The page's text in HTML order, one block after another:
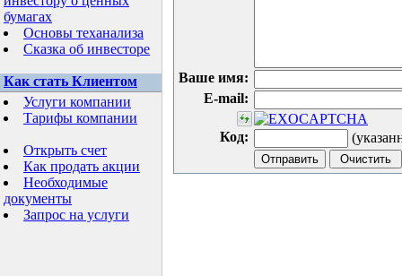
бумагах
Основы теханализа
Сказка об инвесторе
Как стать Клиентом
Услуги компании
Тарифы компании
Открыть счет
Как продать акции
Необходимые
документы
Запрос на услуги
Ваше имя:
E-mail:
Код: